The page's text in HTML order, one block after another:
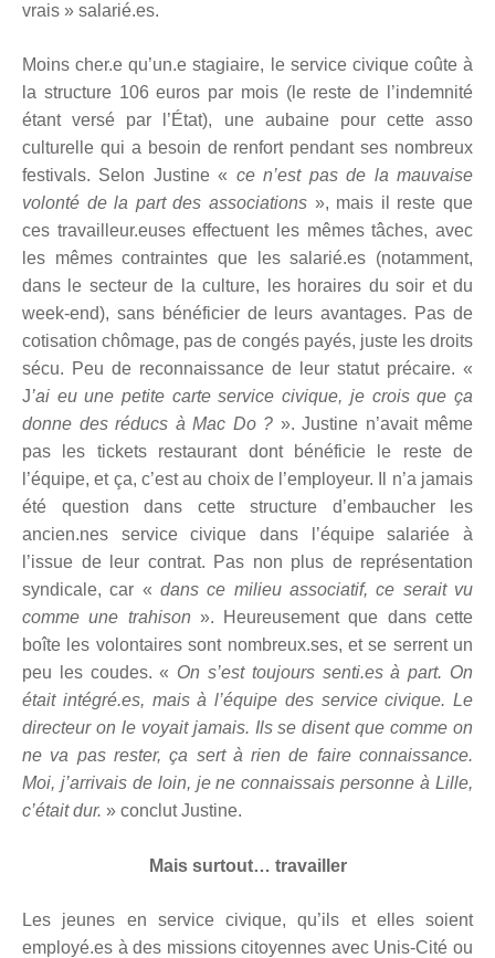
vrais » salarié.es.
Moins cher.e qu’un.e stagiaire, le service civique coûte à
la structure 106 euros par mois (le reste de l’indemnité
étant versé par l’État), une aubaine pour cette asso
culturelle qui a besoin de renfort pendant ses nombreux
festivals. Selon Justine « ce n’est pas de la mauvaise
volonté de la part des associations », mais il reste que
ces travailleur.euses effectuent les mêmes tâches, avec
les mêmes contraintes que les salarié.es (notamment,
dans le secteur de la culture, les horaires du soir et du
week-end), sans bénéficier de leurs avantages. Pas de
cotisation chômage, pas de congés payés, juste les droits
sécu. Peu de reconnaissance de leur statut précaire. «
J’ai eu une petite carte service civique, je crois que ça
donne des réducs à Mac Do ? ». Justine n’avait même
pas les tickets restaurant dont bénéficie le reste de
l’équipe, et ça, c’est au choix de l’employeur. Il n’a jamais
été question dans cette structure d’embaucher les
ancien.nes service civique dans l’équipe salariée à
l’issue de leur contrat. Pas non plus de représentation
syndicale, car « dans ce milieu associatif, ce serait vu
comme une trahison ». Heureusement que dans cette
boîte les volontaires sont nombreux.ses, et se serrent un
peu les coudes. « On s’est toujours senti.es à part. On
était intégré.es, mais à l’équipe des service civique. Le
directeur on le voyait jamais. Ils se disent que comme on
ne va pas rester, ça sert à rien de faire connaissance.
Moi, j’arrivais de loin, je ne connaissais personne à Lille,
c’était dur. » conclut Justine.
Mais surtout… travailler
Les jeunes en service civique, qu’ils et elles soient
employé.es à des missions citoyennes avec Unis-Cité ou